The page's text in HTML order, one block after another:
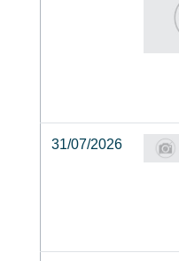
31/07/2026